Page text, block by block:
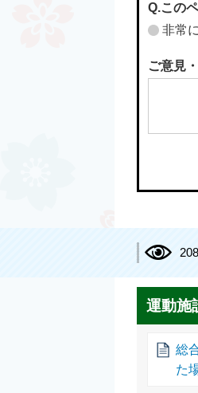
Q.この
非常
ご意見
208
運動施
総
た